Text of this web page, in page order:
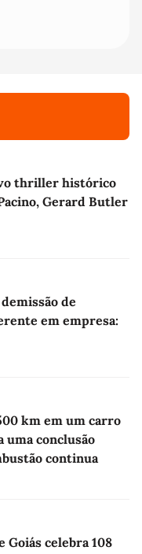
thriller histórico
Gerard Butler
de
em empresa:
km em um carro
uma conclusão
continua
celebra 108